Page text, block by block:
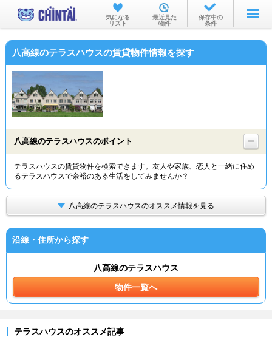
お部屋を探す
沿線・駅から
物件特集から
TOP
気になる
リスト
最近見た
物件
保存中の
条件
八高線のテラスハウスの賃貸物件情報を探す
八高線のテラスハウスのポイント
テラスハウスの賃貸物件を検索できます。友人や家族、恋人と一緒に住め
るテラスハウスで余裕のある生活をしてみませんか？
八高線のテラスハウスのオススメ情報を見る
沿線・住所から探す
八高線のテラスハウス
物件一覧へ
テラスハウスのオススメ記事